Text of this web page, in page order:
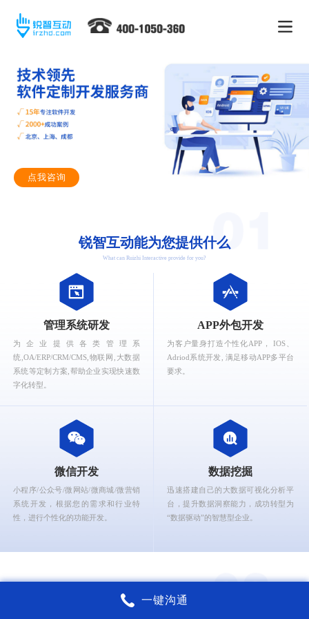
点我咨询
锐智互动能为您提供什么
What can Ruizhi Interactive provide for you?
管理系统研发
为企业提供各类管理系
统,OA/ERP/CRM/CMS,物联网,大数据
系统等定制方案,帮助企业实现快速数
字化转型。
APP外包开发
为客户量身打造个性化APP， IOS、
Adriod系统开发, 满足移动APP多平台
要求。
微信开发
小程序/公众号/微网站/微商城/微营销
系统开发，根据您的需求和行业特
性，进行个性化的功能开发。
数据挖掘
迅速搭建自己的大数据可视化分析平
台，提升数据洞察能力，成功转型为
“数据驱动”的智慧型企业。
锐智互动核心能力
一键沟通